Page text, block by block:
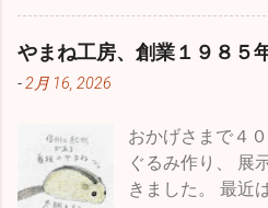
す。 種を育てる
した種を播いて
で受粉・採種・
たり、つまり利
良くするという
けです。 もちろ
やまね工房、創業１９８５
-2月 16, 2026
おかげさまで４
ぐるみ作り、 展
きました。 最近